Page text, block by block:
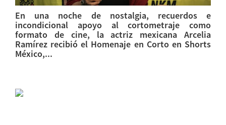
En una noche de nostalgia, recuerdos e
incondicional apoyo al cortometraje como
formato de cine, la actriz mexicana Arcelia
Ramírez recibió el Homenaje en Corto en Shorts
México,...